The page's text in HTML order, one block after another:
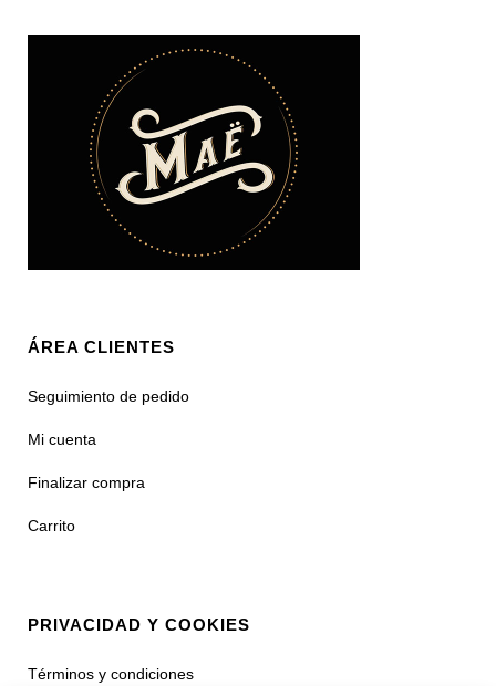
ÁREA CLIENTES
Seguimiento de pedido
Mi cuenta
Finalizar compra
Carrito
PRIVACIDAD Y COOKIES
Términos y condiciones